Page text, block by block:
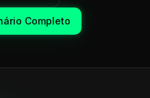
Completo